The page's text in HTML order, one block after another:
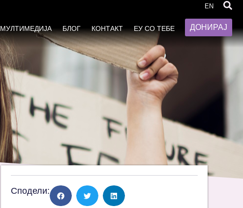
EN
МУЛТИМЕДИЈА БЛОГ КОНТАКТ ЕУ СО ТЕБЕ ДОНИРАЈ
Сподели: